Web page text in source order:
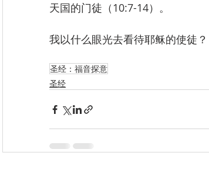
天国的门徒（10:7-14）。
我以什么眼光去看待耶稣的使徒？
圣经：福音探意
圣经